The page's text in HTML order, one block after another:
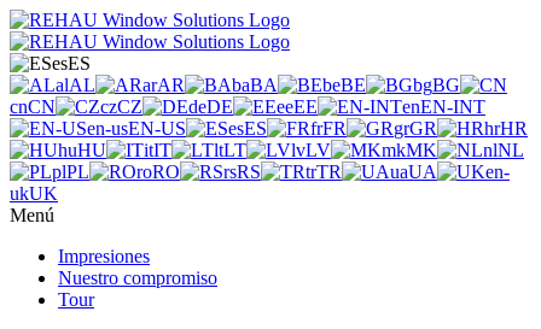
esES
alAL arAR baBA beBE bgBG
cnCN czCZ deDE eeEE enEN-INT
en-usEN-US esES frFR grGR hrHR
huHU itIT ltLT lvLV mkMK nlNL
plPL roRO rsRS trTR uaUA
en-
ukUK
Menú
Impresiones
Nuestro compromiso
Tour